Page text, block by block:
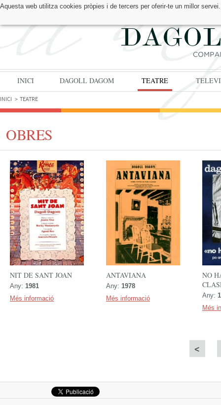
Aquesta web utilitza cookies pròpies i de tercers per oferir-te un millor
TROBA'NS A:
INICI DAGOLL DAGOM TEATRE
INICI TEATRE
OBRES
NIT DE SANT JOAN
Any: 1981
Més informació
ANTAVIANA
Any: 1978
Més informació
NO
Any:
Més